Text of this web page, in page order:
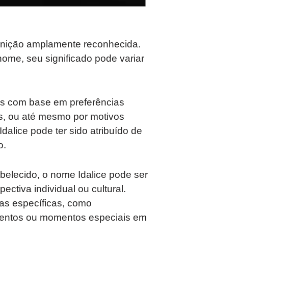
amplamente reconhecida.
seu significado pode variar
com base em preferências
ou até mesmo por motivos
pode ter sido atribuído de
o nome Idalice pode ser
individual ou cultural.
específicas, como
ou momentos especiais em